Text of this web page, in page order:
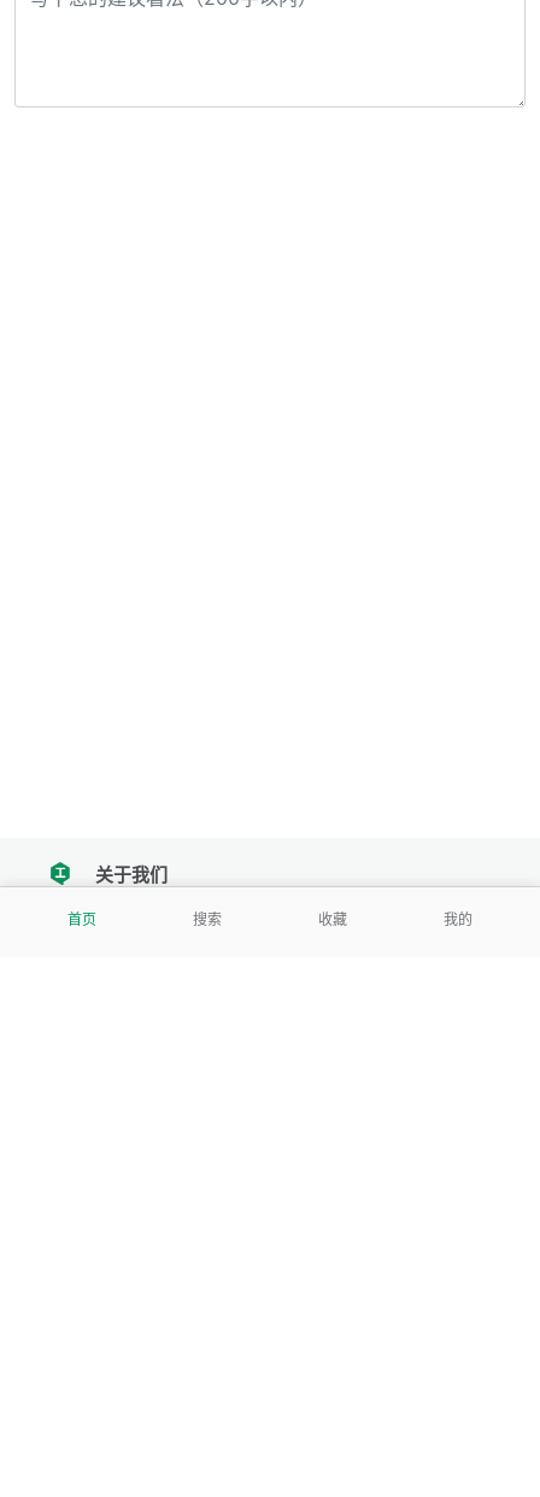
首页 搜索 收藏 我的
tencent关于我们
我们努力把每一个工具做成批量处理的产品